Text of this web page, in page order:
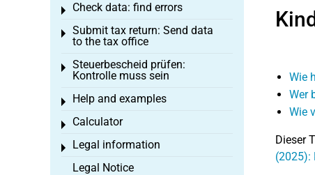
Wie
Wer
Wie
Dieser
(2025):
Check data: find errors
Toggle menu
Submit tax return: Send data
to the tax office
Toggle menu
Steuerbescheid prüfen:
Kontrolle muss sein
Toggle menu
Help and examples
Toggle menu
Calculator
Toggle menu
Legal information
Toggle menu
Legal Notice